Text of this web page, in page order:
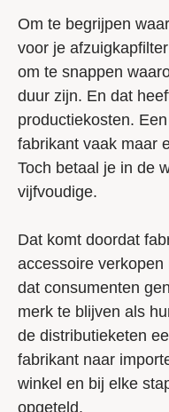
Om te begrijpen
voor je
om te snappen
duur zijn. En dat
productiekosten.
fabrikant vaak maar
Toch betaal je in de
vijfvoudige.
Dat komt doordat
accessoire
dat consumenten
merk te blijven als
de distributieketen
fabrikant naar
winkel en bij elke
opgeteld.